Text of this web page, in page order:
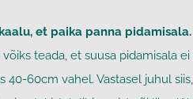
et paika panna pidamisala.
teada, et suusa pidamisala
60cm vahel. Vastasel juhul